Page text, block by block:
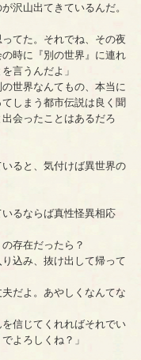
沢山出てきているんだ。
てた。それでね、その夜
時に『別の世界』に連れ
言うんだよ」
世界なんてもの、本当に
しまう都市伝説は良く聞
会ったことはあるだろ
ると、気付けば異世界の
るならば真性怪異相応
存在だったら？
込み、抜け出して帰って
だよ。あやしくなんてな
信じてくれればそれでい
よろしくね？」